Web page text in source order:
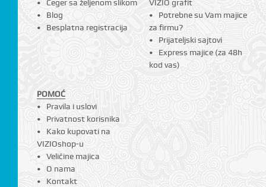
Ceger sa željenom slikom
Blog
Besplatna registracija
VIZIO grafit
Potrebne su Vam majice
za firmu?
Prijateljski sajtovi
Express majice (za 48h
kod vas)
POMOĆ
Pravila i uslovi
Privatnost korisnika
Kako kupovati na
VIZIOshop-u
Veličine majica
O nama
Kontakt